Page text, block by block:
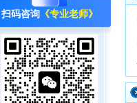
扫码咨询 《专业老师》